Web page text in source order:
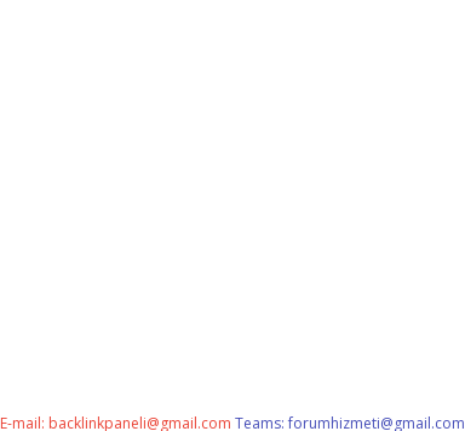
E-mail: backlinkpaneli@gmail.com Teams:forumhizmeti@gmail.com